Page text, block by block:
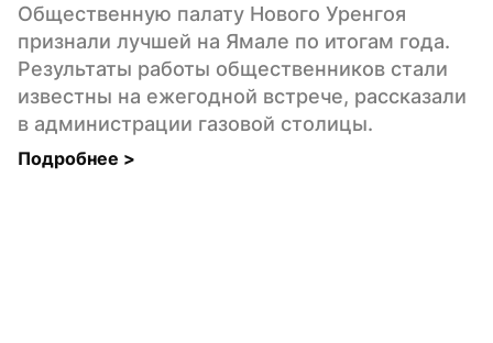
Общественную палату Нового Уренгоя
признали лучшей на Ямале по итогам года.
Результаты работы общественников стали
известны на ежегодной встрече, рассказали
в администрации газовой столицы.
Подробнее >